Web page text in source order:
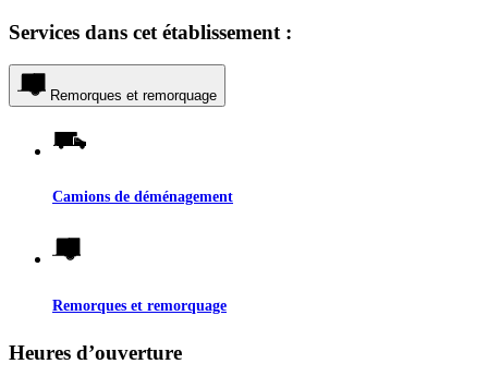
Services dans cet établissement :
Remorques et remorquage
Camions de déménagement
Remorques et remorquage
Heures d’ouverture